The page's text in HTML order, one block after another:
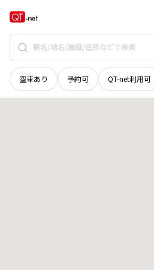
空車あり 予約可 QT-net利用可
青森県